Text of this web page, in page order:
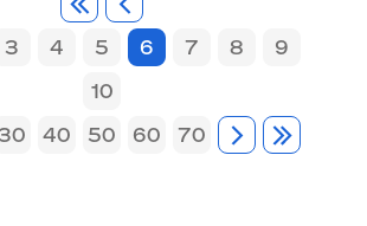
3 4 5 6 7 8
9
10
30 40 50 60 70